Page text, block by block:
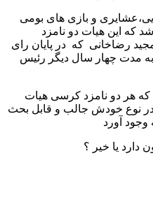
و بازی های بومی
که این هیات دو نامزد
رضاخانی که در پایان رای
به مدت چهار سال دیگر رئیس
که هر دو نامزد کرسی هیات
در نوع خودش جالب و قابل بحث
آورد
دارد یا خیر ؟